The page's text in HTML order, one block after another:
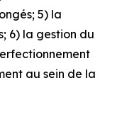
5) la
6) la gestion du
au sein de la